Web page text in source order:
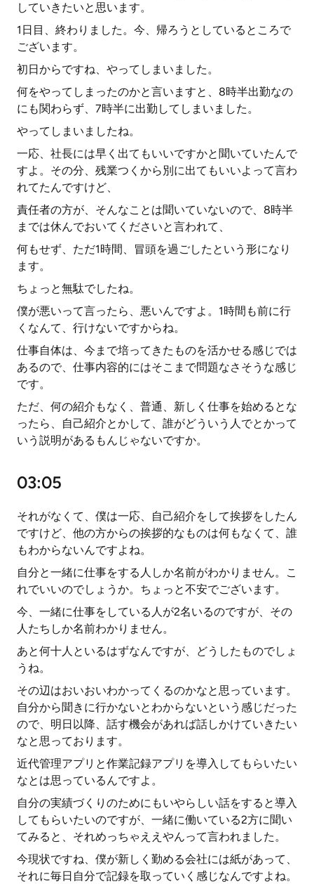
していきたいと思います。
1日目、終わりました。今、帰ろうとしているところで
ございます。
初日からですね、やってしまいました。
何をやってしまったのかと言いますと、8時半出勤なの
にも関わらず、7時半に出勤してしまいました。
やってしまいましたね。
一応、社長には早く出てもいいですかと聞いていたんで
すよ。その分、残業つくから別に出てもいいよって言わ
れてたんですけど、
責任者の方が、そんなことは聞いていないので、8時半
までは休んでおいてくださいと言われて、
何もせず、ただ1時間、冒頭を過ごしたという形になり
ます。
ちょっと無駄でしたね。
僕が悪いって言ったら、悪いんですよ。1時間も前に行
くなんて、行けないですからね。
仕事自体は、今まで培ってきたものを活かせる感じでは
あるので、仕事内容的にはそこまで問題なさそうな感じ
です。
ただ、何の紹介もなく、普通、新しく仕事を始めるとな
ったら、自己紹介とかして、誰がどういう人でとかって
いう説明があるもんじゃないですか。
03:05
それがなくて、僕は一応、自己紹介をして挨拶をしたん
ですけど、他の方からの挨拶的なものは何もなくて、誰
もわからないんですよね。
自分と一緒に仕事をする人しか名前がわかりません。こ
れでいいのでしょうか。ちょっと不安でございます。
今、一緒に仕事をしている人が2名いるのですが、その
人たちしか名前わかりません。
あと何十人といるはずなんですが、どうしたものでしょ
うね。
その辺はおいおいわかってくるのかなと思っています。
自分から聞きに行かないとわからないという感じだった
ので、明日以降、話す機会があれば話しかけていきたい
なと思っております。
近代管理アプリと作業記録アプリを導入してもらいたい
なとは思っているんですよ。
自分の実績づくりのためにもいやらしい話をすると導入
してもらいたいのですが、一緒に働いている2方に聞い
てみると、それめっちゃええやんって言われました。
今現状ですね、僕が新しく勤める会社には紙があって、
それに毎日自分で記録を取っていく感じなんですよね。